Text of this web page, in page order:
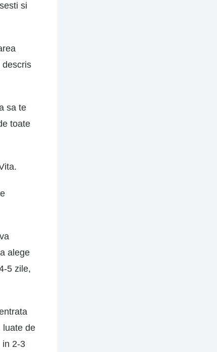
si
descris
sa te
toate
alege
5 zile,
luate de
in 2-3